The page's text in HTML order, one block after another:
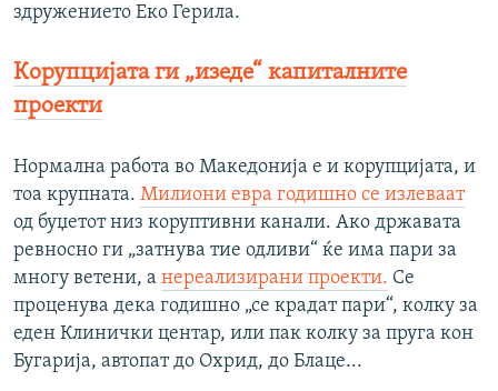
здружението Еко Герила.
Корупцијата ги „изеде“ капиталните
проекти
Нормална работа во Македонија е и корупцијата, и
тоа крупната. Милиони евра годишно се излеваат
од буџетот низ коруптивни канали. Ако државата
ревносно ги „затнува тие одливи“ ќе има пари за
многу ветени, а нереализирани проекти. Се
проценува дека годишно „се крадат пари“, колку за
еден Клинички центар, или пак колку за пруга кон
Бугарија, автопат до Охрид, до Блаце...